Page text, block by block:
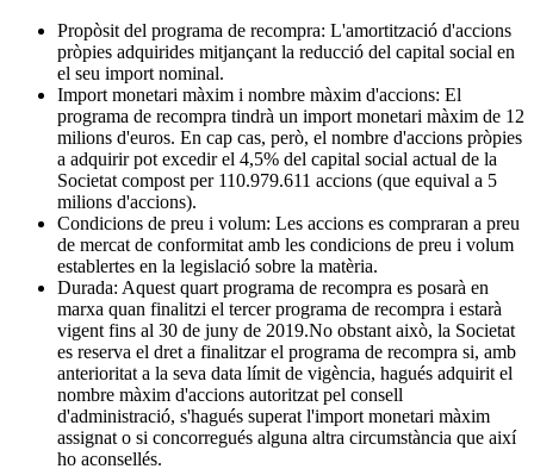
Propòsit del programa de recompra: L'amortització d'accions
pròpies adquirides mitjançant la reducció del capital social en
el seu import nominal.
Import monetari màxim i nombre màxim d'accions: El
programa de recompra tindrà un import monetari màxim de 12
milions d'euros. En cap cas, però, el nombre d'accions pròpies
a adquirir pot excedir el 4,5% del capital social actual de la
Societat compost per 110.979.611 accions (que equival a 5
milions d'accions).
Condicions de preu i volum: Les accions es compraran a preu
de mercat de conformitat amb les condicions de preu i volum
establertes en la legislació sobre la matèria.
Durada: Aquest quart programa de recompra es posarà en
marxa quan finalitzi el tercer programa de recompra i estarà
vigent fins al 30 de juny de 2019.No obstant això, la Societat
es reserva el dret a finalitzar el programa de recompra si, amb
anterioritat a la seva data límit de vigència, hagués adquirit el
nombre màxim d'accions autoritzat pel consell
d'administració, s'hagués superat l'import monetari màxim
assignat o si concorregués alguna altra circumstància que així
ho aconsellés.